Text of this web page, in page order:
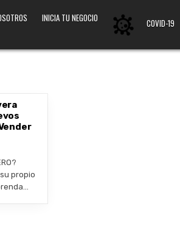
INICIA TU NEGOCIO COVID-19
propio